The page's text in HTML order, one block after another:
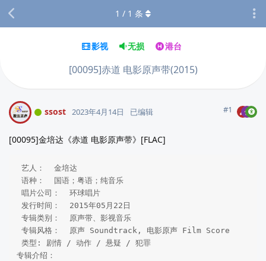
影视 无损 港台
[00095]赤道 电影原声带(2015)
1 / 1 条
ssost 2023年4月14日 已编辑 #1
[00095]金培达《赤道 电影原声带》[FLAC]
艺人：  金培达
语种：  国语；粤语；纯音乐
唱片公司：  环球唱片
发行时间：  2015年05月22日
专辑类别：  原声带、影视音乐
专辑风格：  原声 Soundtrack, 电影原声 Film Score
类型: 剧情 / 动作 / 悬疑 / 犯罪
专辑介绍：